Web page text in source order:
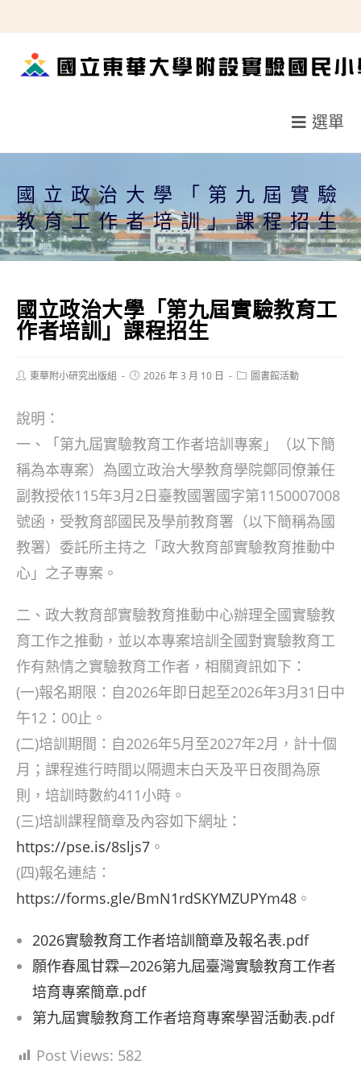
轉
選單
國立政治大學「第九屆實驗
教育工作者培訓」課程招生
國立政治大學「第九屆實驗教育工
作者培訓」課程招生
Post東華附小研究出版組
Post2026 年 3 月 10 日
Post圖書館活動
說明：​
一、「第九屆實驗教育工作者培訓專案」（以下簡
稱為本專案）為國立政治大學教育學院鄭同僚兼任
副教授依115年3月2日臺教國署國字第1150007008
號函，受教育部國民及學前教育署（以下簡稱為國
教署）委託所主持之「政大教育部實驗教育推動中
心」之子專案。
二、政大教育部實驗教育推動中心辦理全國實驗教
育工作之推動，並以本專案培訓全國對實驗教育工
作有熱情之實驗教育工作者，相關資訊如下：
(一)報名期限：自2026年即日起至2026年3月31日中
午12：00止。
(二)培訓期間：自2026年5月至2027年2月，計十個
月；課程進行時間以隔週末白天及平日夜間為原
則，培訓時數約411小時。
(三)培訓課程簡章及內容如下網址：
https://pse.is/8sljs7 。
(四)報名連結：
https://forms.gle/BmN1rdSKYMZUPYm48 。
2026實驗教育工作者培訓簡章及報名表.pdf
願作春風甘霖─2026第九屆臺灣實驗教育工作者
培育專案簡章.pdf
第九屆實驗教育工作者培育專案學習活動表.pdf
Post Views: 582